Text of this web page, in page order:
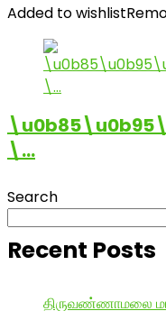
Added to wishlist
\…
Search
Recent Posts
திருவண்ணாமலை